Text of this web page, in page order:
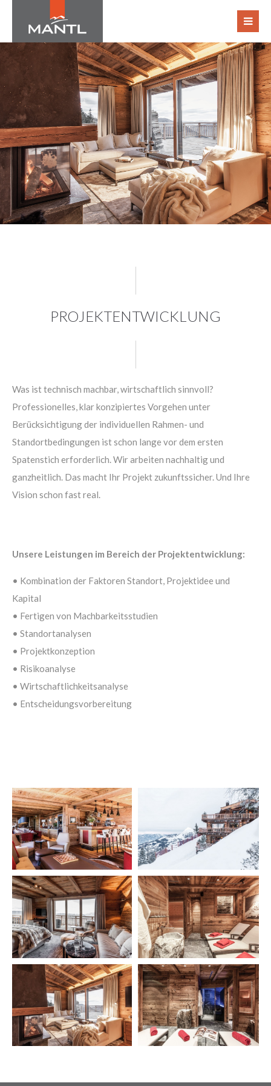
Login
Benutzername
Passwort
Register|Lost your password?
Support
Get in touch
+44 1234 567 890
About us
Lorem ipsum dolor sit amet, consectetuer adipiscing
elit.
PROJEKTENTWICKLUNG
Was ist technisch machbar, wirtschaftlich sinnvoll?
Professionelles, klar konzipiertes Vorgehen unter
Berücksichtigung der individuellen Rahmen- und
Standortbedingungen ist schon lange vor dem ersten
Spatenstich erforderlich. Wir arbeiten nachhaltig und
ganzheitlich. Das macht Ihr Projekt zukunftssicher. Und Ihre
Vision schon fast real.
Unsere Leistungen im Bereich der Projektentwicklung:
• Kombination der Faktoren Standort, Projektidee und
Kapital
• Fertigen von Machbarkeitsstudien
• Standortanalysen
• Projektkonzeption
• Risikoanalyse
• Wirtschaftlichkeitsanalyse
• Entscheidungsvorbereitung
Hahnenkamm-Lodge-
Kitzbuehel@andreaswimmer.com
Hahnenkamm-Lodge-
Kitzbuehel@andreaswimmer.com
Hahnenkamm-Lodge-
Kitzbuehel@andreaswimmer.com
Hahnenkamm-Lodge-
Kitzbuehel@andreaswimmer.com
Hahnenkamm-Lodge-
Kitzbuehel@andreaswimmer.com
Hahnenkamm-Lodge-
Kitzbuehel@andreaswimmer.com